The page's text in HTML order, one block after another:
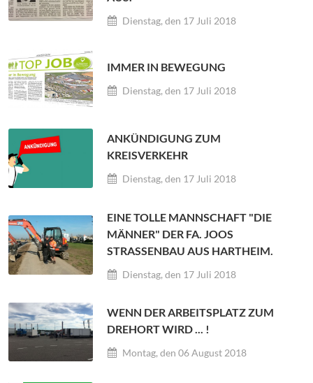
Dienstag, den 17 Juli 2018
IMMER IN BEWEGUNG
Dienstag, den 17 Juli 2018
ANKÜNDIGUNG ZUM
KREISVERKEHR
Dienstag, den 17 Juli 2018
EINE TOLLE MANNSCHAFT "DIE
MÄNNER" DER FA. JOOS
STRASSENBAU AUS HARTHEIM.
Dienstag, den 17 Juli 2018
WENN DER ARBEITSPLATZ ZUM
DREHORT WIRD ... !
Montag, den 06 August 2018